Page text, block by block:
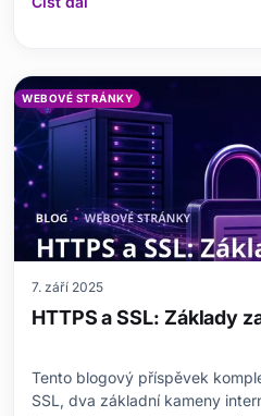
a nevýhody WAF. Zabývá se
WEBOVÉ STRÁNKY
7. září 2025
HTTPS a SSL: Základy
Tento blogový příspěvek
SSL, dva základní kameny